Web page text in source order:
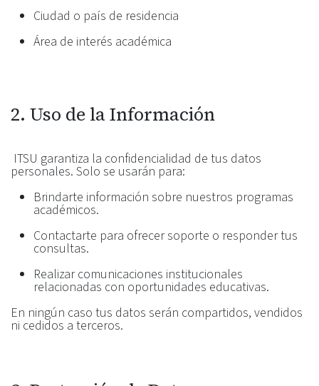
Ciudad o país de residencia
Área de interés académica
2. Uso de la Información
ITSU garantiza la confidencialidad de tus datos
personales. Solo se usarán para:
Brindarte información sobre nuestros programas
académicos.
Contactarte para ofrecer soporte o responder tus
consultas.
Realizar comunicaciones institucionales
relacionadas con oportunidades educativas.
En ningún caso tus datos serán compartidos, vendidos
ni cedidos a terceros.